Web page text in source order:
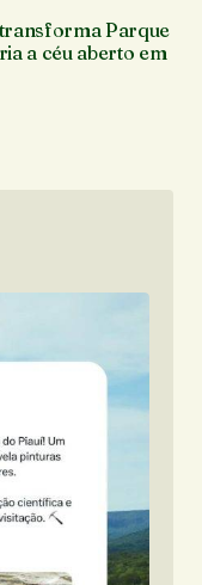
Parque
a céu aberto em